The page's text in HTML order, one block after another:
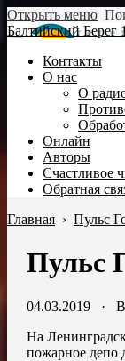
Открыть меню
Балтийский Берег
Контакты
О нас
О
Онлайн
Авторы
Счастливое
Обратная
Главная › Пульс
Пульс
04.03.2019·
На
пожарное депо